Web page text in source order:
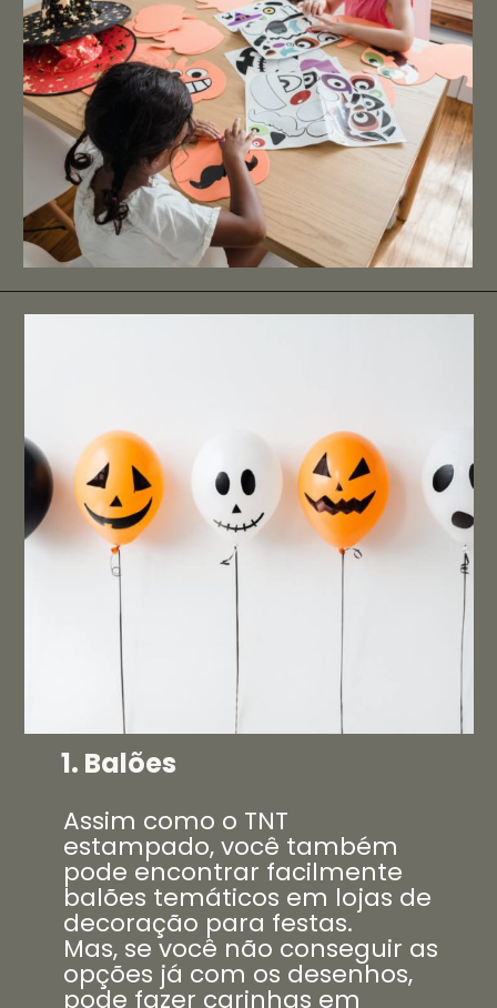
Assim como o TNT
estampado, você também
pode encontrar facilmente
balões temáticos em lojas de
decoração para festas.
Mas, se você não conseguir as
opções já com os desenhos,
pode fazer carinhas em
1. Balões